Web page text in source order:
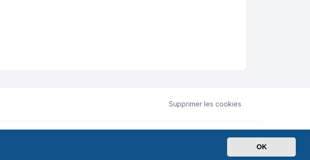
OK
Supprimer les cookies
UTC+02:00